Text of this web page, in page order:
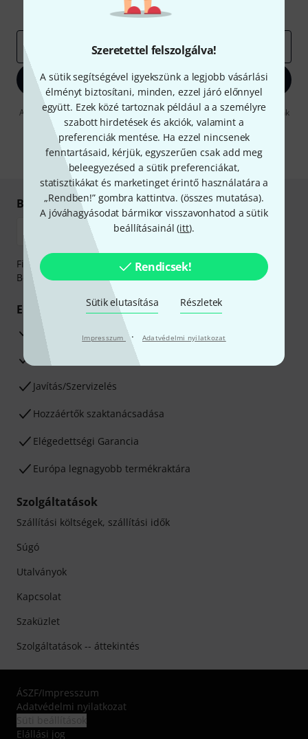
Szeretettel felszolgálva!
A sütik segítségével igyekszünk a legjobb vásárlási
élményt biztosítani, minden, ezzel járó előnnyel
együtt. Ezek közé tartoznak például a a személyre
szabott hirdetések és akciók, valamint a
preferenciák mentése. Ha ezzel nincsenek
fenntartásaid, kérjük, egyszerűen csak add meg
beleegyezésed a sütik preferenciákat,
statisztikákat és marketinget érintő használatára a
„Rendben!” gombra kattintva. (összes mutatása).
A jóváhagyásodat bármikor visszavonhatod a sütik
beállításainál (itt).
Rendicsek!
Sütik elutasítása Részletek
Impresszum · Adatvédelmi nyilatkozat
Inspiráló gondolatok
Bejelentkezés
A "Bejelentkezés" gombra kattintva elfogadja, hogy e-mailben küldjünk
önnek hirdetéseket. Bármikor leiratkozhat erről. A hírlevélről további
információkat azdata protection guideline-ben talál.
* Kitöltés kötelező
Biztonságos vásárlás és fizetés
Fizessen biztonságosan, titkosítással: Banki átutalás vagy
Betéti- vagy hitelkártya segítségével
Előnyök
3 éves Thomann-garancia
30 napos pénzvisszafizetési garancia
Javítás/Szervizelés
Hozzáértők szaktanácsadása
Elégedettségi Garancia
Európa legnagyobb termékraktára
Szolgáltatások
Szállítási költségek, szállítási idők
Súgó
Utalványok
Kapcsolat
Szaküzlet
Szolgáltatások -- áttekintés
ÁSZF/Impresszum
Adatvédelmi nyilatkozat
Elállási jog